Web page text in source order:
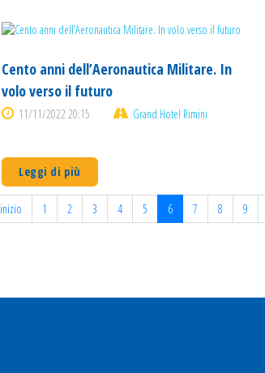
Cento anni dell’Aeronautica Militare. In
volo verso il futuro
11/11/2022 20:15 Grand Hotel Rimini
Leggi di più
inizio 1 2 3 4 5 6 7 8 9